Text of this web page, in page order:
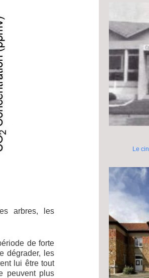
arbres, les
de forte
dégrader, les
lui être tout
peuvent plus
Le